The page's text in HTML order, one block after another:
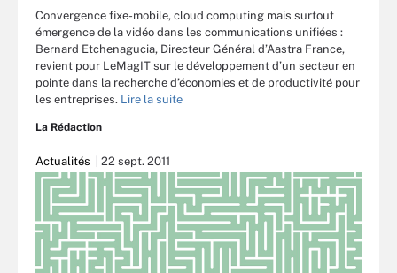
Convergence fixe-mobile, cloud computing mais surtout
émergence de la vidéo dans les communications unifiées :
Bernard Etchenagucia, Directeur Général d’Aastra France,
revient pour LeMagIT sur le développement d’un secteur en
pointe dans la recherche d’économies et de productivité pour
les entreprises. Lire la suite
La Rédaction
Actualités 22 sept. 2011